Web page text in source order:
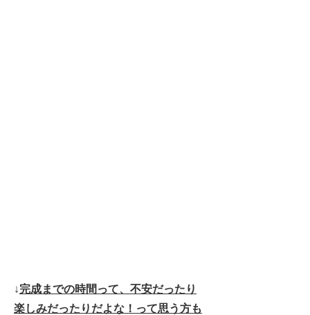
↓完成までの時間って、不安だったり
楽しみだったりだよな！って思う方も